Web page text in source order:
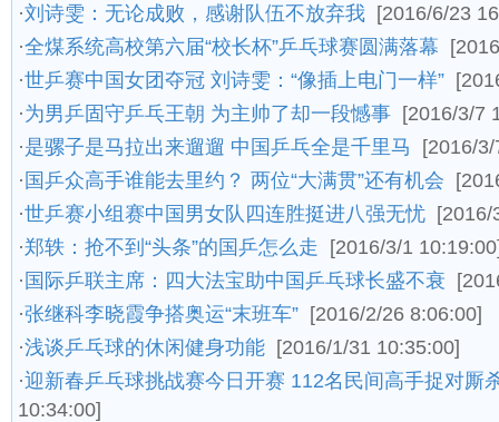
·刘诗雯：无论成败，感谢队伍不放弃我 [2016/6/23
·全煤系统高校第六届“校长杯”乒乓球赛圆满落幕
·世乒赛中国女团夺冠 刘诗雯：“像插上电门一样”
·为男乒固守乒乓王朝 为主帅了却一段憾事 [2016/3/7
·是骡子是马拉出来遛遛 中国乒乓全是千里马
[2016/
·国乒众高手谁能去里约？ 两位“大满贯”还有机会
·世乒赛小组赛中国男女队四连胜挺进八强无忧 [2016/
·郑轶：抢不到“头条”的国乒怎么走 [2016/3/1
·国际乒联主席：四大法宝助中国乒乓球长盛不衰
·张继科李晓霞争搭奥运“末班车” [2016/2/26 8:06:00]
·浅谈乒乓球的休闲健身功能 [2016/1/31 10:35:00]
·迎新春乒乓球挑战赛今日开赛 112名民间高手捉对厮
10:34:00]